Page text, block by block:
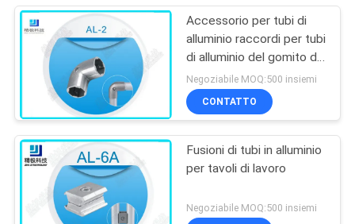
Accessorio per tubi di
alluminio raccordi per tubi
di alluminio del gomito da
90 gradi per il tubo del
OD 28mm
Negoziabile MOQ:500 insiemi
CONTATTO
Fusioni di tubi in alluminio
per tavoli di lavoro
Negoziabile MOQ:500 insiemi